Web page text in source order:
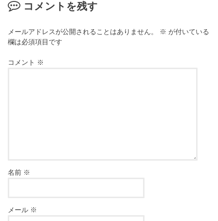
コメントを残す
メールアドレスが公開されることはありません。 ※ が付いている
欄は必須項目です
コメント ※
名前 ※
メール ※